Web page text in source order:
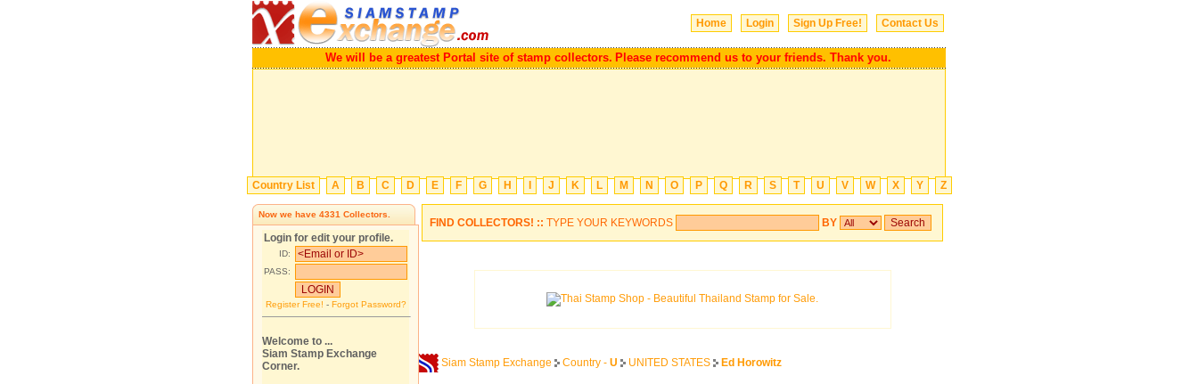
Home Login Sign Up Free! Contact Us
We will be a greatest Portal site of stamp collectors. Please recommend us to your friends. Thank you.
Country List A B C D E F G H J K L M N O P Q R S T U V W X Y Z
Now we have 4331 Collectors.
Login for edit your profile.
ID:
PASS:
Register Free! - Forgot Password?
Welcome to ...
Siam Stamp Exchange
Corner.
FIND COLLECTORS! :: TYPE YOUR KEYWORDS BY
Siam Stamp Exchange Country - U UNITED STATES Ed Horowitz